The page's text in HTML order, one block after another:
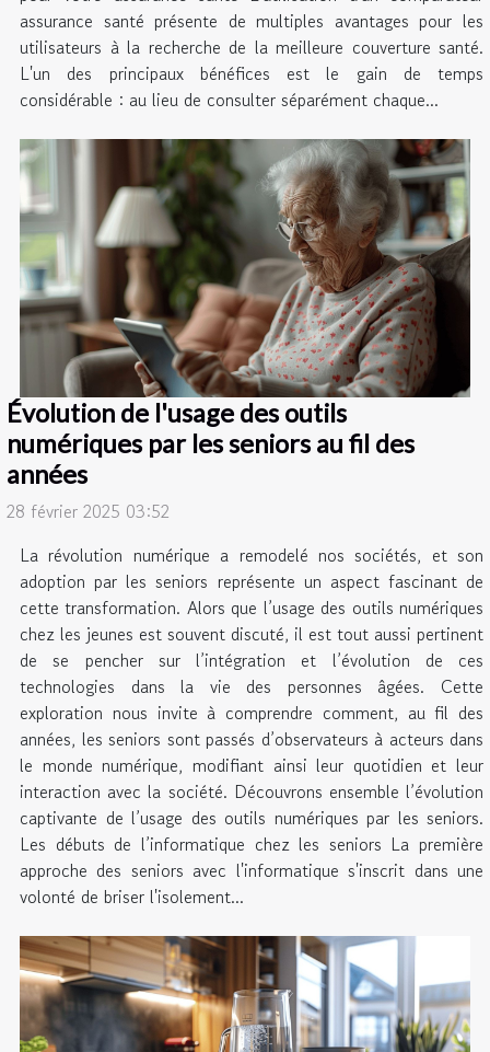
assurance santé présente de multiples avantages pour les
utilisateurs à la recherche de la meilleure couverture santé.
L'un des principaux bénéfices est le gain de temps
considérable : au lieu de consulter séparément chaque...
Évolution de l'usage des outils
numériques par les seniors au fil des
années
28 février 2025 03:52
La révolution numérique a remodelé nos sociétés, et son
adoption par les seniors représente un aspect fascinant de
cette transformation. Alors que l’usage des outils numériques
chez les jeunes est souvent discuté, il est tout aussi pertinent
de se pencher sur l’intégration et l’évolution de ces
technologies dans la vie des personnes âgées. Cette
exploration nous invite à comprendre comment, au fil des
années, les seniors sont passés d’observateurs à acteurs dans
le monde numérique, modifiant ainsi leur quotidien et leur
interaction avec la société. Découvrons ensemble l’évolution
captivante de l’usage des outils numériques par les seniors.
Les débuts de l’informatique chez les seniors La première
approche des seniors avec l'informatique s'inscrit dans une
volonté de briser l'isolement...